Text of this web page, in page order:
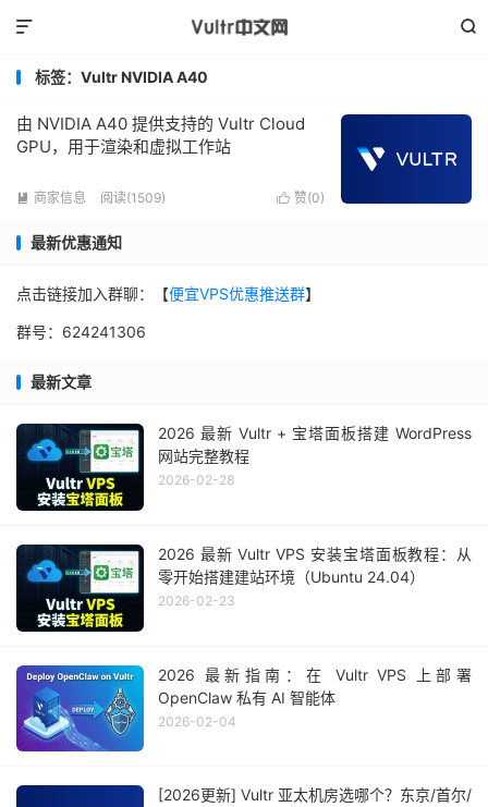


标签：Vultr NVIDIA A40
由 NVIDIA A40 提供支持的 Vultr Cloud
GPU，用于渲染和虚拟工作站
 商家信息 阅读(1509)  赞(0)
最新优惠通知
点击链接加入群聊：【便宜VPS优惠推送群】
群号：624241306
最新文章
2026 最新 Vultr + 宝塔面板搭建 WordPress
网站完整教程
2026-02-28
2026 最新 Vultr VPS 安装宝塔面板教程：从
零开始搭建建站环境（Ubuntu 24.04）
2026-02-23
2026 最新指南：在 Vultr VPS 上部署
OpenClaw 私有 AI 智能体
2026-02-04
[2026更新] Vultr 亚太机房选哪个？东京/首尔/